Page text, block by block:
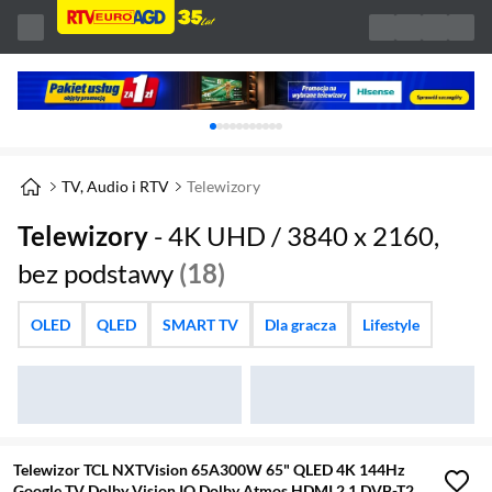
Karuzela z banerami, aktualny element 1 z
TV, Audio i RTV Telewizory
Telewizory - 4K UHD / 3840 x 2160,
bez podstawy (18)
OLED QLED SMART TV Dla gracza Lifestyle
Telewizor TCL NXTVision 65A300W 65" QLED 4K 144Hz